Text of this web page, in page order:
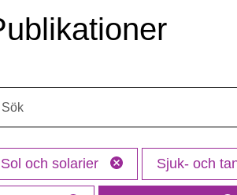
Sol och solarier Sjuk- och